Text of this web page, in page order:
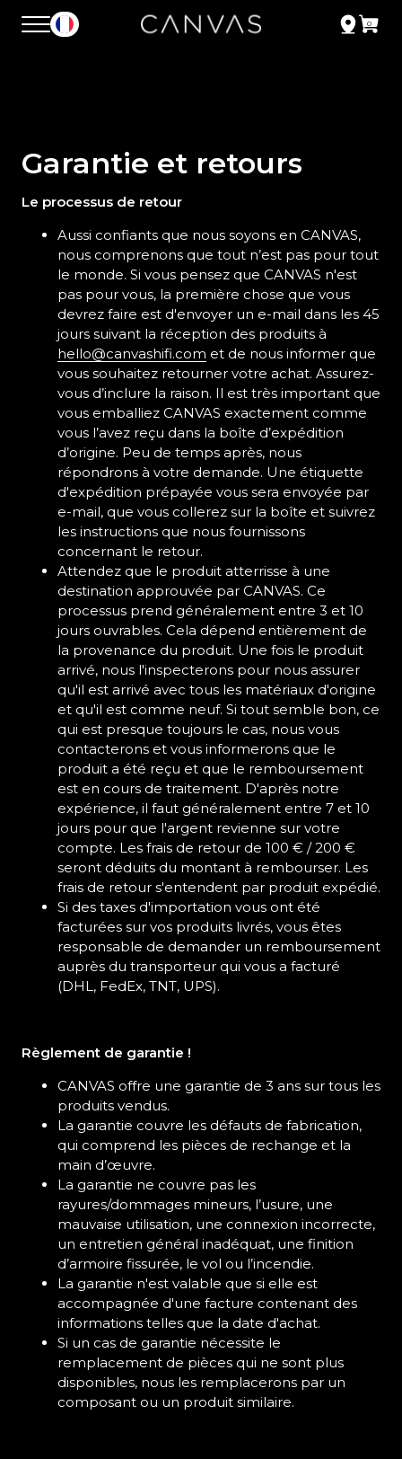
Garantie et retours
Le processus de retour
Aussi confiants que nous soyons en CANVAS,
nous comprenons que tout n’est pas pour tout
le monde. Si vous pensez que CANVAS n'est
pas pour vous, la première chose que vous
devrez faire est d'envoyer un e-mail dans les 45
jours suivant la réception des produits à
hello@canvashifi.com et de nous informer que
vous souhaitez retourner votre achat. Assurez-
vous d’inclure la raison. Il est très important que
vous emballiez CANVAS exactement comme
vous l’avez reçu dans la boîte d’expédition
d’origine. Peu de temps après, nous
répondrons à votre demande. Une étiquette
d'expédition prépayée vous sera envoyée par
e-mail, que vous collerez sur la boîte et suivrez
les instructions que nous fournissons
concernant le retour.
Attendez que le produit atterrisse à une
destination approuvée par CANVAS. Ce
processus prend généralement entre 3 et 10
jours ouvrables. Cela dépend entièrement de
la provenance du produit. Une fois le produit
arrivé, nous l'inspecterons pour nous assurer
qu'il est arrivé avec tous les matériaux d'origine
et qu'il est comme neuf. Si tout semble bon, ce
qui est presque toujours le cas, nous vous
contacterons et vous informerons que le
produit a été reçu et que le remboursement
est en cours de traitement. D'après notre
expérience, il faut généralement entre 7 et 10
jours pour que l'argent revienne sur votre
compte. Les frais de retour de 100 € / 200 €
seront déduits du montant à rembourser. Les
frais de retour s'entendent par produit expédié.
Si des taxes d'importation vous ont été
facturées sur vos produits livrés, vous êtes
responsable de demander un remboursement
auprès du transporteur qui vous a facturé
(DHL, FedEx, TNT, UPS).
Règlement de garantie !
CANVAS offre une garantie de 3 ans sur tous les
produits vendus.
La garantie couvre les défauts de fabrication,
qui comprend les pièces de rechange et la
main d’œuvre.
La garantie ne couvre pas les
rayures/dommages mineurs, l’usure, une
mauvaise utilisation, une connexion incorrecte,
un entretien général inadéquat, une finition
d’armoire fissurée, le vol ou l’incendie.
La garantie n'est valable que si elle est
accompagnée d'une facture contenant des
informations telles que la date d'achat.
Si un cas de garantie nécessite le
remplacement de pièces qui ne sont plus
disponibles, nous les remplacerons par un
composant ou un produit similaire.